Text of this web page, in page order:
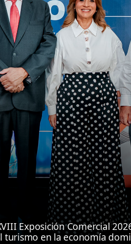
Exposición Comercial
turismo en la economía